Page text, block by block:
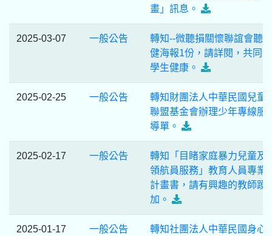
畫」訊息。
2025-03-07 一般公告
轉知--微聽損關懷聯誼會聽
健海報1份，請詳閱，共同
學生健康。
2025-02-25 一般公告
轉知財團法人中華民國兒童
聯盟基金會辦理少年專線服
導單。
2025-02-17 一般公告
轉知「目睹家庭暴力兒童及
領航員服務」教育人員專業
計畫書，請有興趣的教師踴
加。
2025-01-17 一般公告
轉知社團法人中華民國身心